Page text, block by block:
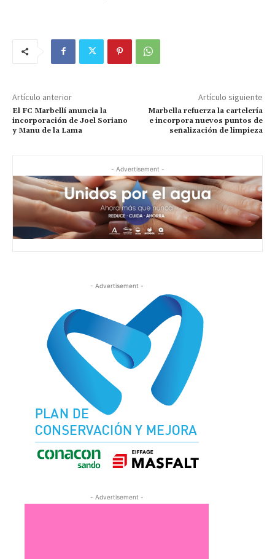
Artículo anterior
El FC Marbellí anuncia la
incorporación de Joel Soriano
y Manu de la Lama
Artículo siguiente
Marbella refuerza la cartelería
e incorpora nuevos puntos de
señalización de limpieza
- Advertisement -
- Advertisement -
- Advertisement -